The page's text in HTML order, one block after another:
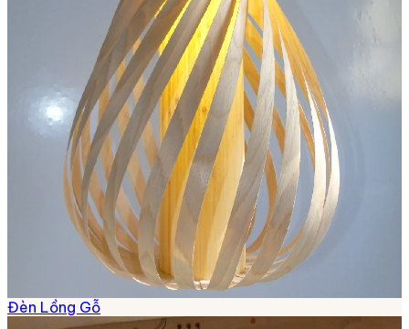
Đèn Lồng Gỗ